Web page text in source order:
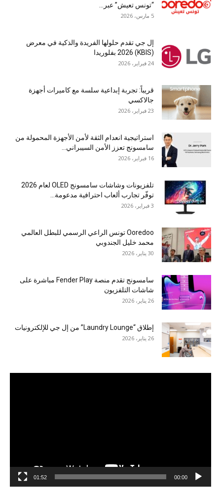
“تونس تعيش” عبر...
5 مارس، 2026
إل جي تقدم حلولها الفريدة والذكية في معرض
(KBIS) 2026 بفلوريدا
24 فبراير، 2026
قريباً: تجربة إبداعية سلسة مع كاميرات أجهزة
جالاكسي
23 فبراير، 2026
استراتيجية انعدام الثقة لأمن الأجهزة المحمولة من
سامسونج تعزز الأمن السيبراني...
16 فبراير، 2026
تلفزيونات وشاشات سامسونج OLED لعام 2026
توفّر تجارب ألعاب احترافية مدعومة...
3 فبراير، 2026
Ooredoo تونس الراعي الرسمي للبطل العالمي
محمد خليل الجندوبي
30 يناير، 2026
سامسونج تقدم منصة Fender Play مباشرة على
شاشات التلفزيون
26 يناير، 2026
إطلاق “Laundry Lounge” من إل جي للإلكترونيات
26 يناير، 2026
00:00
01:52